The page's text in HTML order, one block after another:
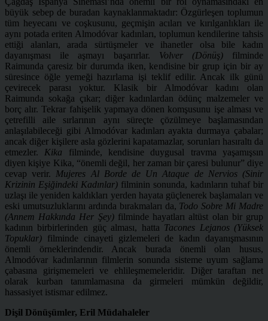
büyük sebep de buradan kaynaklanmaktadır: Özgürleşen toplumun
tüm heyecanı ve coşkusunu, geçmişin acıları ve kırılganlıkları ile
aynı potada eriten Almodóvar kadınları, toplumun kendilerine tahsis
ettiği alanları, arada sürtüşmeler ve ihanetler olsa bile kadın
dayanışması ile aşmayı başarırlar. Volver (Dönüş)filminde
Raimunda çaresiz bir durumda iken, kendisine bir grup için bir ay
süresince öğle yemeği hazırlama işi teklif edilir. Ancak ilk günü
çevirecek parası yoktur. Klasik bir Almodóvar kadını olan
Raimunda sokağa çıkar; diğer kadınlardan ödünç malzemeler ve
borç alır. Tekrar fahişelik yapmaya dönen komşusunu işe alması ve
çetrefilli aile sırlarının aynı süreçte çözülmeye başlamasından
anlaşılabileceği gibi Almodóvar kadınları ayakta durmaya çabalar;
ancak diğer kişilere asla gözlerini kapatamazlar, sorunları hasıraltı da
etmezler. Kika filminde, kendisine duygusal travma yaşamışsın
diyen kişiye Kika, “önemli değil, her zaman bir çaresi bulunur” diye
cevap verir. Mujeres Al Borde de Un Ataque de Nervios (Sinir
Krizinin Eşiğindeki Kadınlar) filminin sonunda, kadınların tuhaf bir
uzlaşı ile yeniden kaldıkları yerden hayata güçlenerek başlamaları ve
eski umutsuzluklarını ardında bırakmaları da, Todo Sobre Mi Madre
(Annem Hakkında Her Şey)filminde hayatları altüst olan bir grup
kadının birbirlerinden güç alması, hatta Tacones Lejanos (Yüksek
Topuklar) filminde cinayeti gizlemeleri de kadın dayanışmasının
önemli örneklerindendir. Ancak burada önemli olan husus,
Almodóvar kadınlarının filmlerin sonunda sisteme uyum sağlama
çabasına girişmemeleri ve ehlileşmemeleridir. Diğer taraftan net
olarak kurban tanımlamasına da girmeleri mümkün değildir,
hassasiyet istismar edilmez.
Dişil Dönüşümler, Eril Müdahaleler